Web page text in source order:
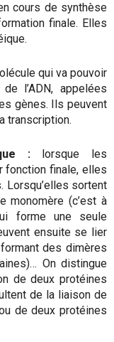
cours de synthèse
finale. Elles
qui va pouvoir
l’ADN, appelées
gènes. Ils peuvent
transcription.
:lorsque les
fonction finale, elles
Lorsqu’elles sortent
monomère (c’est à
forme une seule
ensuite se lier
des dimères
On distingue
de deux protéines
de la liaison de
de deux protéines